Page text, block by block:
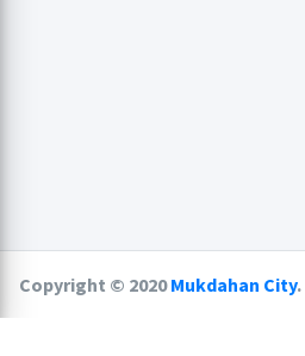
Copyright © 2020Mukdahan City.